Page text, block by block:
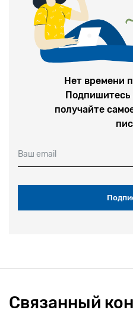
Нет времени
Подпишитесь
получайте
Ваш email
Связанный